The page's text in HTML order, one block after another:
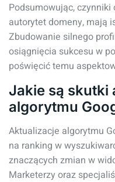
Podsumowując,
autorytet domeny, mają
Zbudowanie silnego
osiągnięcia sukcesu w
poświęcić temu
Jakie są skutki
algorytmu
Aktualizacje algorytmu
na ranking w
znaczących zmian w
Marketerzy oraz